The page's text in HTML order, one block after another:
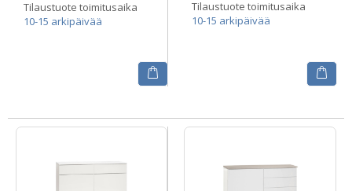
Tilaustuote toimitusaika
10-15 arkipäivää
Tilaustuote toimitusaika
10-15 arkipäivää